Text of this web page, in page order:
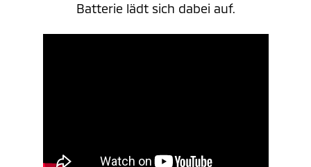
Batterie lädt sich dabei auf.